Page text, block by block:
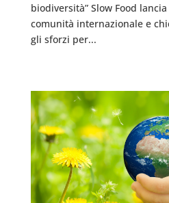
biodiversità” Slow Food
comunità internazionale e
gli sforzi per...